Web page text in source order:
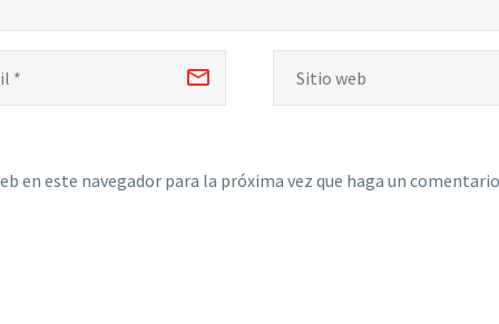
en este navegador para la próxima vez que haga un